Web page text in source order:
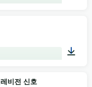
비전 신호